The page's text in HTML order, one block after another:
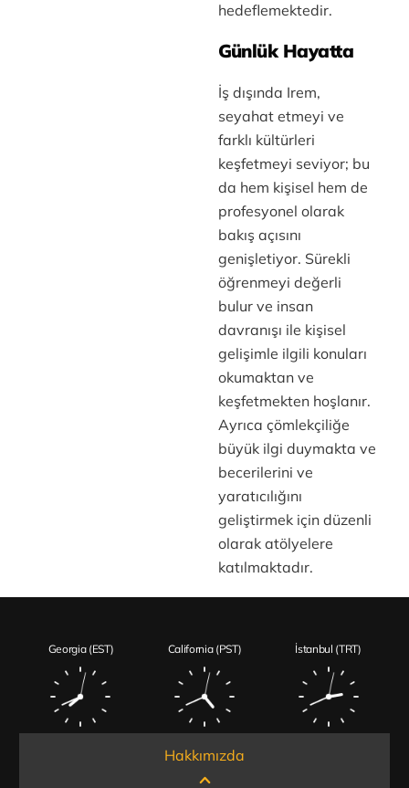
hedeflemektedir.
Günlük Hayatta
İş dışında Irem,
seyahat etmeyi ve
farklı kültürleri
keşfetmeyi seviyor; bu
da hem kişisel hem de
profesyonel olarak
bakış açısını
genişletiyor. Sürekli
öğrenmeyi değerli
bulur ve insan
davranışı ile kişisel
gelişimle ilgili konuları
okumaktan ve
keşfetmekten hoşlanır.
Ayrıca çömlekçiliğe
büyük ilgi duymakta ve
becerilerini ve
yaratıcılığını
geliştirmek için düzenli
olarak atölyelere
katılmaktadır.
Georgia (EST) California (PST) İstanbul (TRT)
Hakkımızda